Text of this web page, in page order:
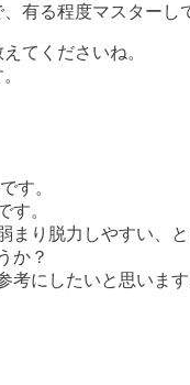
有る程度マスター
てくださいね。
す。
す。
まり脱力しやすい、と
か？
考にしたいと思います